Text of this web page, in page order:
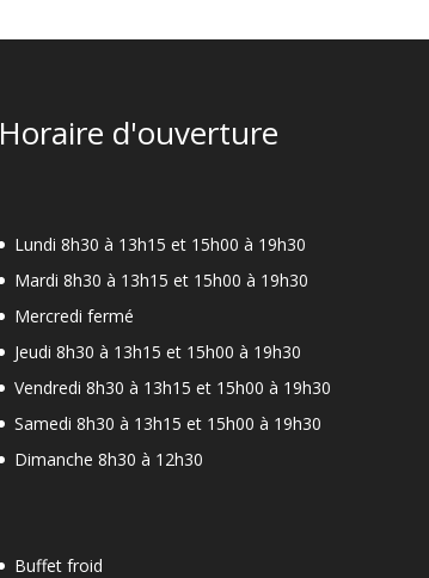
Horaire d'ouverture
Lundi 8h30 à 13h15 et 15h00 à 19h30
Mardi 8h30 à 13h15 et 15h00 à 19h30
Mercredi fermé
Jeudi 8h30 à 13h15 et 15h00 à 19h30
Vendredi 8h30 à 13h15 et 15h00 à 19h30
Samedi 8h30 à 13h15 et 15h00 à 19h30
Dimanche 8h30 à 12h30
Buffet froid